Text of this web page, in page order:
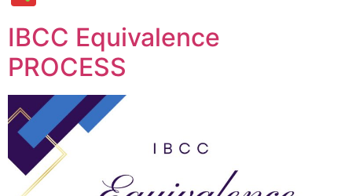
IBCC Equivalence
PROCESS